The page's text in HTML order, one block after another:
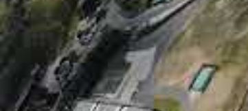
favorisent la création
Gujarat.
Soutien à la stabilité
améliore la résilience
Ces bénéfices s’inscrivent